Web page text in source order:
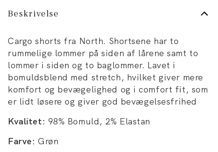
Beskrivelse
Cargo shorts fra North. Shortsene har to
rummelige lommer på siden af lårene samt to
lommer i siden og to baglommer. Lavet i
bomuldsblend med stretch, hvilket giver mere
komfort og bevægelighed og i comfort fit, som
er lidt løsere og giver god bevægelsesfrihed
Kvalitet: 98% Bomuld, 2% Elastan
Farve: Grøn